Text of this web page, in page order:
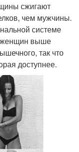
сжигают
чем мужчины.
системе
женщин выше
так что
доступнее.